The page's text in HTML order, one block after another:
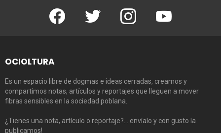
Facebook Twitter Instagram Youtube
OCIOLTURA
Es un espacio libre de dogmas e ideas cerradas, creamos y
compartimos notas, artículos y reportajes que lleguen a mover
fibras sensibles en la sociedad poblana.
¿Tienes una nota, artículo o reportaje?… envíalo y con gusto la
publicamos!